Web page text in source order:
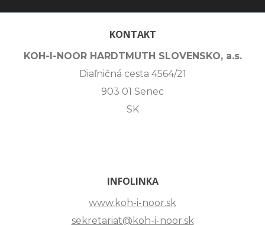
KONTAKT
KOH-I-NOOR HARDTMUTH SLOVENSKO, a.s.
Diaľničná cesta 4564/21
903 01 Senec
SK
INFOLINKA
www.koh-i-noor.sk
sekretariat@koh-i-noor.sk